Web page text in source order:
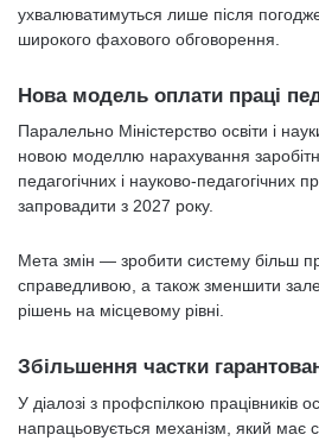
ухвалюватимуться лише після
широкого фахового обговорення.
Нова модель оплати праці
Паралельно Міністерство освіти і
новою моделлю нарахування
педагогічних і науково-педагогічних
запровадити з 2027 року.
Мета змін — зробити систему більш
справедливою, а також зменшити
рішень на місцевому рівні.
Збільшення частки
У діалозі з профспілкою працівників
напрацьовується механізм, який має